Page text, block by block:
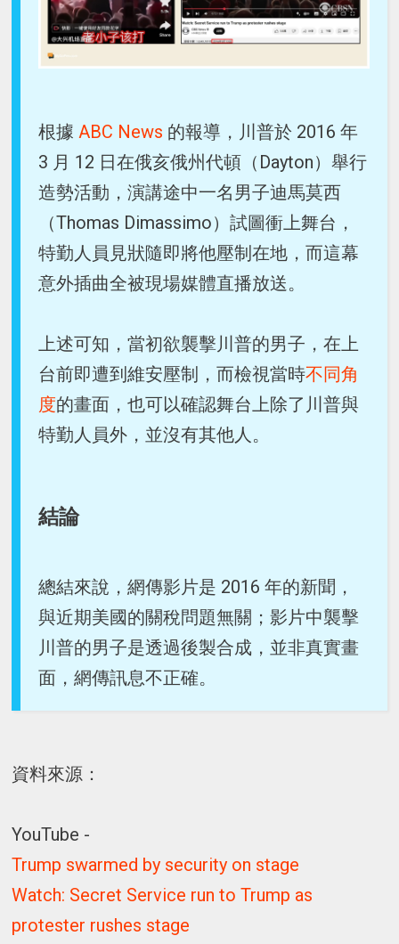
根據ABC News 的報導，川普於 2016 年
3 月 12 日在俄亥俄州代頓（Dayton）舉行
造勢活動，演講途中一名男子迪馬莫西
（Thomas Dimassimo）試圖衝上舞台，
特勤人員見狀隨即將他壓制在地，而這幕
意外插曲全被現場媒體直播放送。
上述可知，當初欲襲擊川普的男子，在上
台前即遭到維安壓制，而檢視當時不同角
度的畫面，也可以確認舞台上除了川普與
特勤人員外，並沒有其他人。
結論
總結來說，網傳影片是 2016 年的新聞，
與近期美國的關稅問題無關；影片中襲擊
川普的男子是透過後製合成，並非真實畫
面，網傳訊息不正確。
資料來源：
YouTube -
Trump swarmed by security on stage
Watch: Secret Service run to Trump as
protester rushes stage